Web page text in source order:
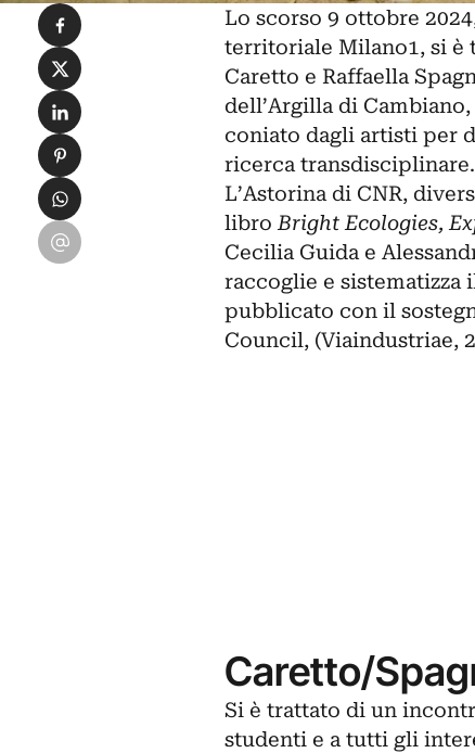
Lo scorso 9 ottobre
territoriale Milano1, si
Caretto e Raffaella
dell’Argilla di
coniato dagli artisti per
ricerca
L’Astorina di CNR,
libroBright Ecologies,
Cecilia Guida e
raccoglie e sistematizza
pubblicato con il
Council, (Viaindustriae,
Caretto/
Si è trattato di un
studenti e a tutti gli
Condividi su Facebook
Condividi su X
Condividi su LinkedIn
Condividi su Pinterest
Condividi su WhatsApp
Condividi su Email